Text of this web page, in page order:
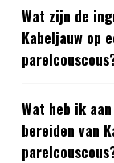
Wat zijn de
Kabeljauw op
Wat heb ik
bereiden van